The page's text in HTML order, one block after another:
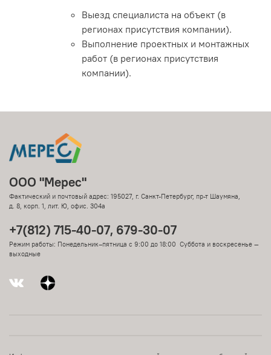
Выезд специалиста на объект (в
регионах присутствия компании).
Выполнение проектных и монтажных
работ (в регионах присутствия
компании).
ООО "Мерес"
Фактический и почтовый адрес: 195027, г. Санкт-Петербург, пр-т Шаумяна,
д. 8, корп. 1, лит. Ю, офис. 304а
+7(812) 715-40-07, 679-30-07
Режим работы: Понедельник–пятница с 9:00 до 18:00 Суббота и воскресенье —
выходные